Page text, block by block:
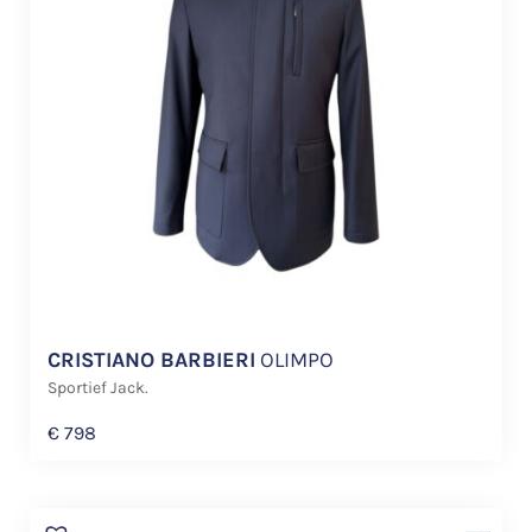
CRISTIANO BARBIERI OLIMPO
Sportief Jack.
€ 798